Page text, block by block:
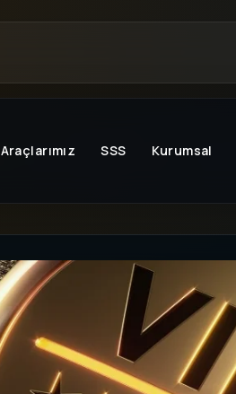
Araçlarımız SSS Kurumsal